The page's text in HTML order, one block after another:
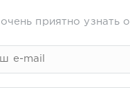
приятно узнать